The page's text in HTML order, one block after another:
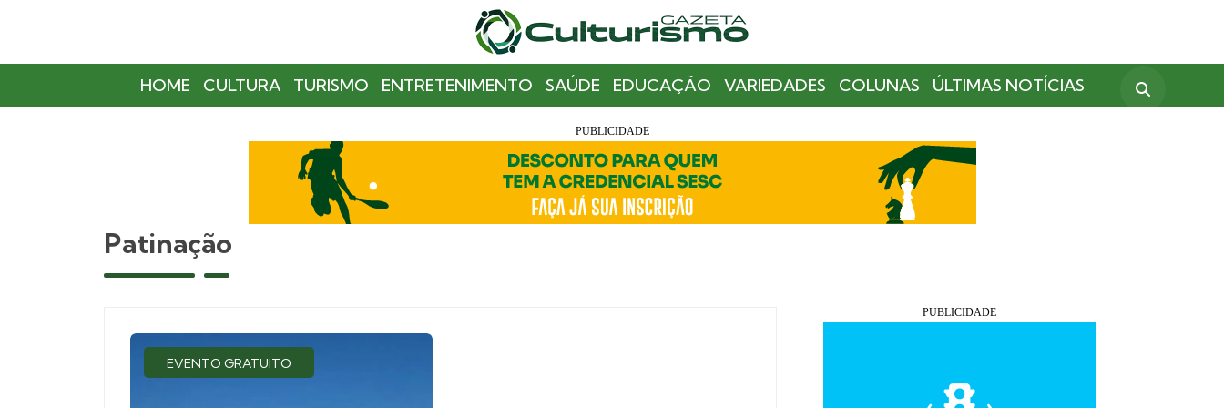
HOME CULTURA TURISMO ENTRETENIMENTO SAÚDE EDUCAÇÃO VARIEDADES COLUNAS ÚLTIMAS NOTÍCIAS
Patinação
EVENTO GRATUITO